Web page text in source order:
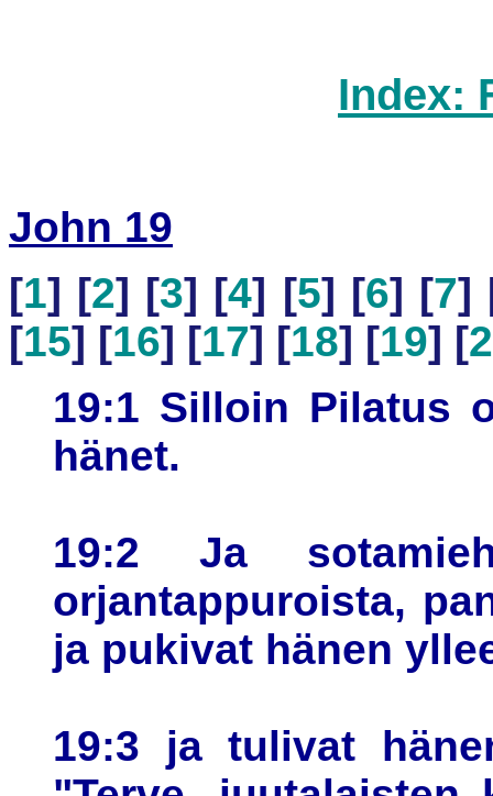
Index:
John 19
[1] [2] [3] [4] [5] [6] [7]
[15] [16] [17] [18] [19] [
19:1 Silloin Pilatus
hänet.
19:2 Ja
orjantappuroista,
ja pukivat hänen
19:3 ja tulivat